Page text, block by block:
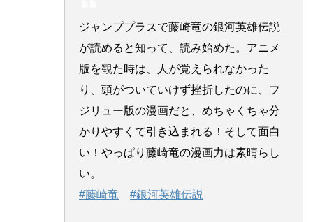
ジャンププラスで藤崎竜の銀河英雄伝説
が読めると知って、読み始めた。アニメ
版を観た時は、人が覚えられなかった
り、頭がついていけず挫折したのに、フ
ジリュー版の漫画だと、めちゃくちゃ分
かりやすくて引き込まれる！そして面白
い！やっぱり藤崎竜の漫画力は素晴らし
い。
#藤崎竜
#銀河英雄伝説